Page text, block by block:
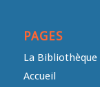
PAGES
La Bibliothèque
Accueil